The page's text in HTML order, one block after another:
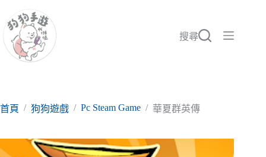
至
要
搜尋
首頁 / 狗狗遊戲 / Pc Steam Game / 華夏群英傳